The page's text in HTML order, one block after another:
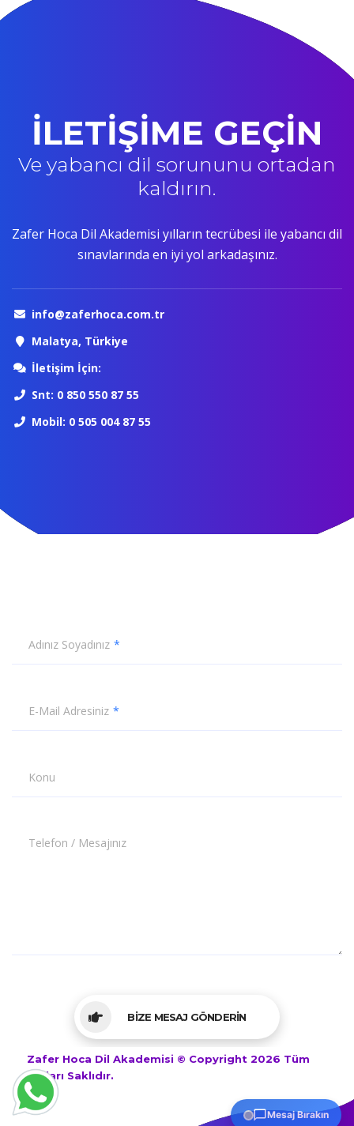
İLETİŞİME GEÇİN
Ve yabancı dil sorununu ortadan
kaldırın.
Zafer Hoca Dil Akademisi yılların tecrübesi ile yabancı dil
sınavlarında en iyi yol arkadaşınız.
info@zaferhoca.com.tr
Malatya, Türkiye
İletişim İçin:
Snt: 0 850 550 87 55
Mobil: 0 505 004 87 55
Adınız Soyadınız
E-Mail Adresiniz
Konu
Telefon / Mesajınız
BİZE MESAJ GÖNDERİN
Zafer Hoca Dil Akademisi © Copyright 2026 Tüm
Hakları Saklıdır.
Mesaj Bırakın